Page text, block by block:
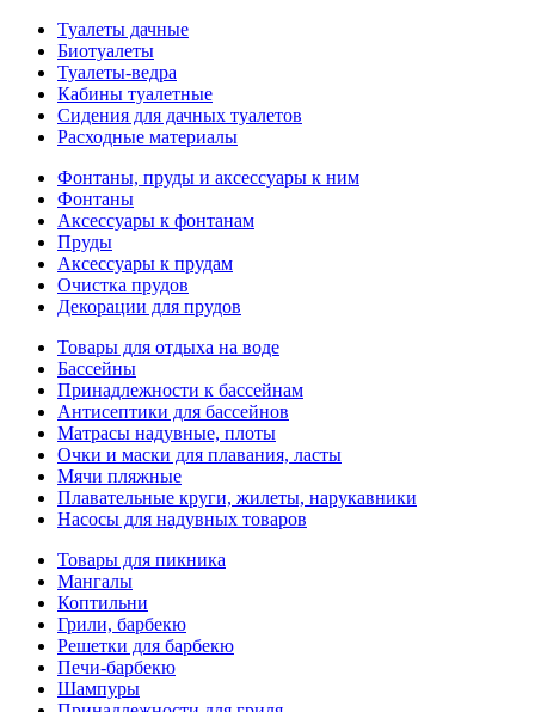
Туалеты дачные
Биотуалеты
Туалеты-ведра
Кабины туалетные
Сидения для дачных туалетов
Расходные материалы
Фонтаны, пруды и аксессуары к ним
Фонтаны
Аксессуары к фонтанам
Пруды
Аксессуары к прудам
Очистка прудов
Декорации для прудов
Товары для отдыха на воде
Бассейны
Принадлежности к бассейнам
Антисептики для бассейнов
Матраcы надувные, плоты
Очки и маски для плавания, ласты
Мячи пляжные
Плавательные круги, жилеты, нарукавники
Насосы для надувных товаров
Товары для пикника
Мангалы
Коптильни
Грили, барбекю
Решетки для барбекю
Печи-барбекю
Шампуры